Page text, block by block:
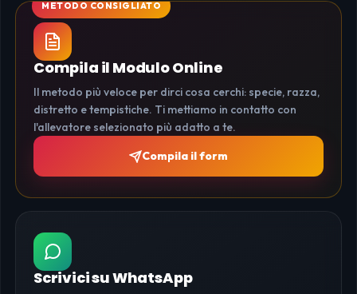
Compila il Modulo Online
Il metodo più veloce per dirci cosa cerchi: specie, razza,
distretto e tempistiche. Ti mettiamo in contatto con
l'allevatore selezionato più adatto a te.
Compila il form
Scrivici su WhatsApp